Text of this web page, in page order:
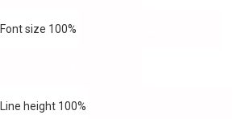
Font size 100%
Line height 100%